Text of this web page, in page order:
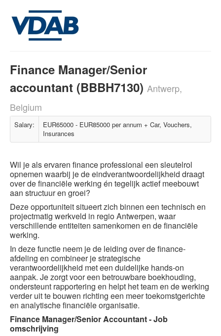
Finance Manager/Senior
accountant (BBBH7130) Antwerp,
Belgium
Salary:
EUR65000 - EUR85000 per annum + Car, Vouchers,
Insurances
Wil je als ervaren finance professional een sleutelrol
opnemen waarbij je de eindverantwoordelijkheid draagt
over de financiële werking én tegelijk actief meebouwt
aan structuur en groei?
Deze opportuniteit situeert zich binnen een technisch en
projectmatig werkveld in regio Antwerpen, waar
verschillende entiteiten samenkomen en de financiële
werking.
In deze functie neem je de leiding over de finance-
afdeling en combineer je strategische
verantwoordelijkheid met een duidelijke hands-on
aanpak. Je zorgt voor een betrouwbare boekhouding,
ondersteunt rapportering en helpt het team en de werking
verder uit te bouwen richting een meer toekomstgerichte
en analytische financiële organisatie.
Finance Manager/Senior Accountant - Job
omschrijving